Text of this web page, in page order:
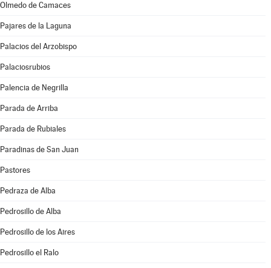
Olmedo de Camaces
Pajares de la Laguna
Palacios del Arzobispo
Palaciosrubios
Palencia de Negrilla
Parada de Arriba
Parada de Rubiales
Paradinas de San Juan
Pastores
Pedraza de Alba
Pedrosillo de Alba
Pedrosillo de los Aires
Pedrosillo el Ralo